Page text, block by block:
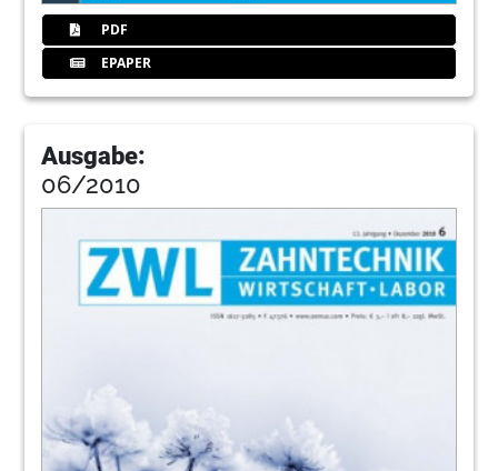
PDF
EPAPER
Ausgabe:
06/2010